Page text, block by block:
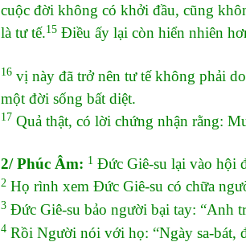
cuộc đời không có khởi đầu, cũng
là tư tế.15Điều ấy lại còn hiển nhiên
16vị này đã trở nên tư tế không phải
một đời sống bất diệt.
17 Quả thật, có lời chứng nhận rằng:
2/ Phúc Âm: 1 Đức Giê-su lại vào hội
2Họ rình xem Đức Giê-su có chữa
3Đức Giê-su bảo người bại tay: “Anh
4Rồi Người nói với họ: “Ngày sa-bát,